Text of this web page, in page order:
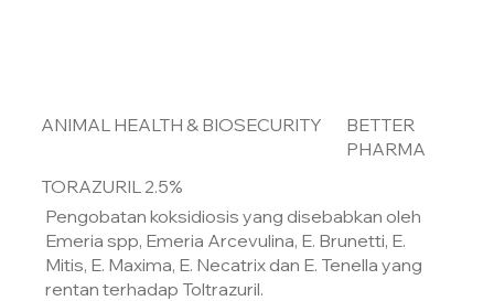
ANIMAL HEALTH & BIOSECURITY
BETTER
PHARMA
TORAZURIL 2.5%
Pengobatan koksidiosis yang disebabkan oleh
Emeria spp, Emeria Arcevulina, E. Brunetti, E.
Mitis, E. Maxima, E. Necatrix dan E. Tenella yang
rentan terhadap Toltrazuril.